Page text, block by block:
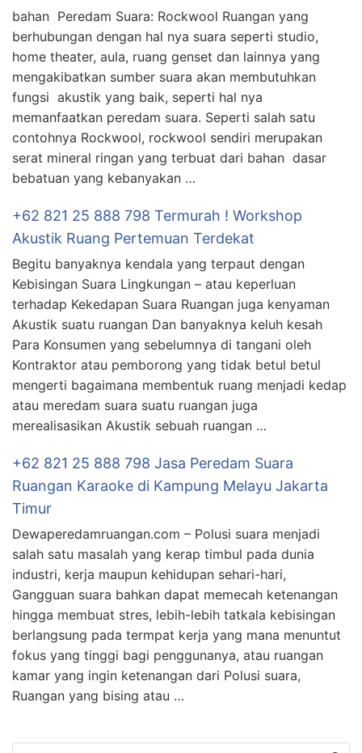
bahan Peredam Suara: Rockwool Ruangan yang
berhubungan dengan hal nya suara seperti studio,
home theater, aula, ruang genset dan lainnya yang
mengakibatkan sumber suara akan membutuhkan
fungsi akustik yang baik, seperti hal nya
memanfaatkan peredam suara. Seperti salah satu
contohnya Rockwool, rockwool sendiri merupakan
serat mineral ringan yang terbuat dari bahan dasar
bebatuan yang kebanyakan …
+62 821 25 888 798 Termurah ! Workshop
Akustik Ruang Pertemuan Terdekat
Begitu banyaknya kendala yang terpaut dengan
Kebisingan Suara Lingkungan – atau keperluan
terhadap Kekedapan Suara Ruangan juga kenyaman
Akustik suatu ruangan Dan banyaknya keluh kesah
Para Konsumen yang sebelumnya di tangani oleh
Kontraktor atau pemborong yang tidak betul betul
mengerti bagaimana membentuk ruang menjadi kedap
atau meredam suara suatu ruangan juga
merealisasikan Akustik sebuah ruangan …
+62 821 25 888 798 Jasa Peredam Suara
Ruangan Karaoke di Kampung Melayu Jakarta
Timur
Dewaperedamruangan.com – Polusi suara menjadi
salah satu masalah yang kerap timbul pada dunia
industri, kerja maupun kehidupan sehari-hari,
Gangguan suara bahkan dapat memecah ketenangan
hingga membuat stres, lebih-lebih tatkala kebisingan
berlangsung pada termpat kerja yang mana menuntut
fokus yang tinggi bagi penggunanya, atau ruangan
kamar yang ingin ketenangan dari Polusi suara,
Ruangan yang bising atau …